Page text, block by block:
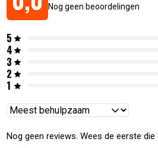
Nog geen beoordelingen
5
4
3
2
1
Reviews
Nog geen reviews. Wees de eerste die